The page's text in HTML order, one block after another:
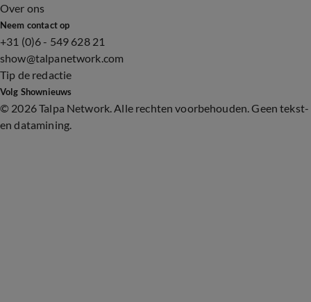
Over ons
Neem contact op
+31 (0)6 - 549 628 21
show@talpanetwork.com
Tip de redactie
Volg Shownieuws
© 2026 Talpa Network. Alle rechten voorbehouden. Geen tekst-
en datamining.